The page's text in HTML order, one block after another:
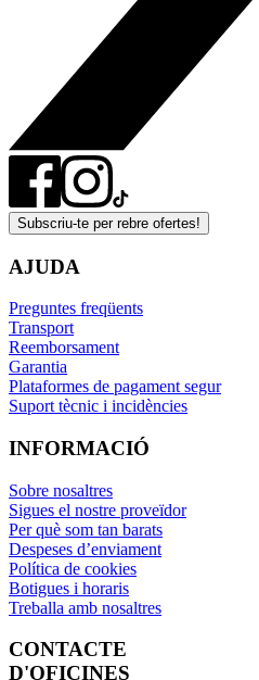
Subscriu-te per rebre ofertes!
AJUDA
Preguntes freqüents
Transport
Reemborsament
Garantia
Plataformes de pagament segur
Suport tècnic i incidències
INFORMACIÓ
Sobre nosaltres
Sigues el nostre proveïdor
Per què som tan barats
Despeses d’enviament
Política de cookies
Botigues i horaris
Treballa amb nosaltres
CONTACTE
D'OFICINES